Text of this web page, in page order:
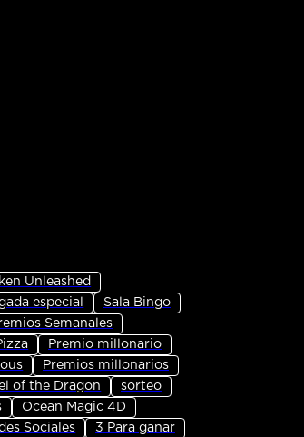
Unleashed
especial
Sala Bingo
Semanales
Premio millonario
Premios millonarios
of the Dragon
sorteo
Ocean Magic 4D
Sociales
3 Para ganar